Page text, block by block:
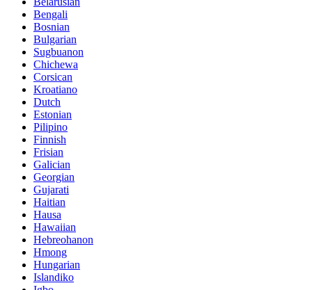
Bengali
Bosnian
Bulgarian
Sugbuanon
Chichewa
Corsican
Kroatiano
Dutch
Estonian
Pilipino
Finnish
Frisian
Galician
Georgian
Gujarati
Haitian
Hausa
Hawaiian
Hebreohanon
Hmong
Hungarian
Islandiko